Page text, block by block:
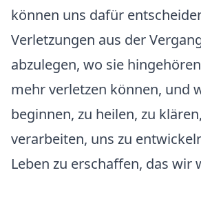
können uns dafür
Verletzungen aus der
abzulegen, wo sie
mehr verletzen können, und
beginnen, zu heilen, zu
verarbeiten, uns zu
Leben zu erschaffen, das wir